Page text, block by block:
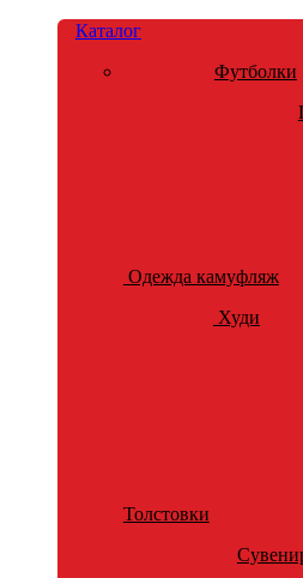
Каталог
Футболки
Одежда камуфляж
Худи
Толстовки